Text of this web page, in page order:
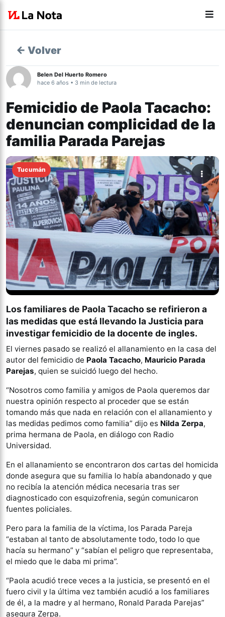
← Volver
Belen Del Huerto Romero
hace 6 años • 3 min de lectura
Femicidio de Paola Tacacho:
denuncian complicidad de la
familia Parada Parejas
Tucumán
Los familiares de Paola Tacacho se refirieron a
las medidas que está llevando la Justicia para
investigar femicidio de la docente de ingles.
El viernes pasado se realizó el allanamiento en la casa del
autor del femicidio de Paola Tacacho, Mauricio Parada
Parejas, quien se suicidó luego del hecho.
“Nosotros como familia y amigos de Paola queremos dar
nuestra opinión respecto al proceder que se están
tomando más que nada en relación con el allanamiento y
las medidas pedimos como familia” dijo es Nilda Zerpa,
prima hermana de Paola, en diálogo con Radio
Universidad.
En el allanamiento se encontraron dos cartas del homicida
donde asegura que su familia lo había abandonado y que
no recibía la atención médica necesaria tras ser
diagnosticado con esquizofrenia, según comunicaron
fuentes policiales.
Pero para la familia de la víctima, los Parada Pareja
“estaban al tanto de absolutamente todo, todo lo que
hacía su hermano” y “sabían el peligro que representaba,
el miedo que le daba mi prima”.
“Paola acudió trece veces a la justicia, se presentó en el
fuero civil y la última vez también acudió a los familiares
de él, a la madre y al hermano, Ronald Parada Parejas”
asegura Zerpa.